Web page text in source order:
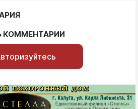
КОММЕНТАРИИ